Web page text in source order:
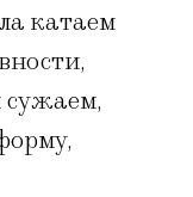
катаем
сужаем,